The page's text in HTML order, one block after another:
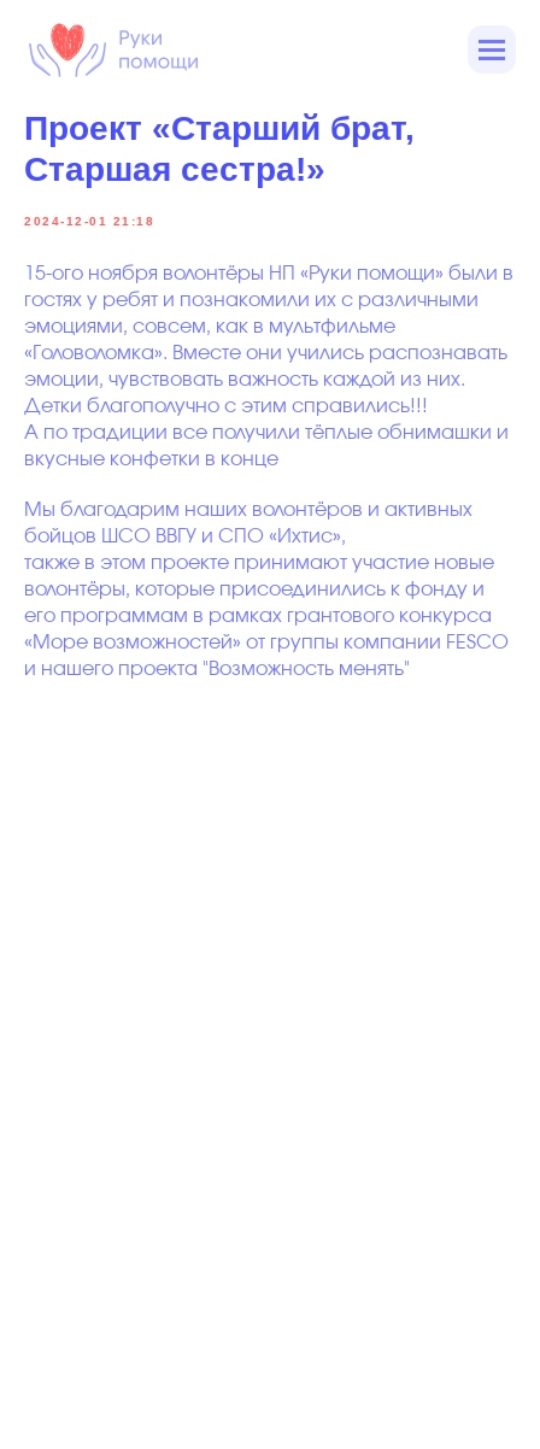
Проект «Старший брат,
Старшая сестра!»
2024-12-01 21:18
15-ого ноября волонтёры НП «Руки помощи» были в
гостях у ребят и познакомили их с различными
эмоциями, совсем, как в мультфильме
«Головоломка». Вместе они учились распознавать
эмоции, чувствовать важность каждой из них.
Детки благополучно с этим справились!!!
А по традиции все получили тёплые обнимашки и
вкусные конфетки в конце
Мы благодарим наших волонтёров и активных
бойцов ШСО ВВГУ и СПО «Ихтис»,
также в этом проекте принимают участие новые
волонтёры, которые присоединились к фонду и
его программам в рамках грантового конкурса
«Море возможностей» от группы компании FESCO
и нашего проекта "Возможность менять"